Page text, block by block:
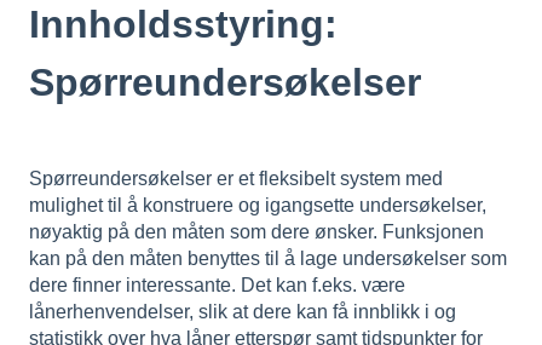
Innholdsstyring:
Spørreundersøkelser
Spørreundersøkelser er et fleksibelt system med
mulighet til å konstruere og igangsette undersøkelser,
nøyaktig på den måten som dere ønsker. Funksjonen
kan på den måten benyttes til å lage undersøkelser som
dere finner interessante. Det kan f.eks. være
lånerhenvendelser, slik at dere kan få innblikk i og
statistikk over hva låner etterspør samt tidspunkter for